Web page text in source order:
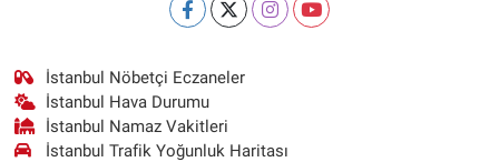
İstanbul Nöbetçi Eczaneler
İstanbul Hava Durumu
İstanbul Namaz Vakitleri
İstanbul Trafik Yoğunluk Haritası